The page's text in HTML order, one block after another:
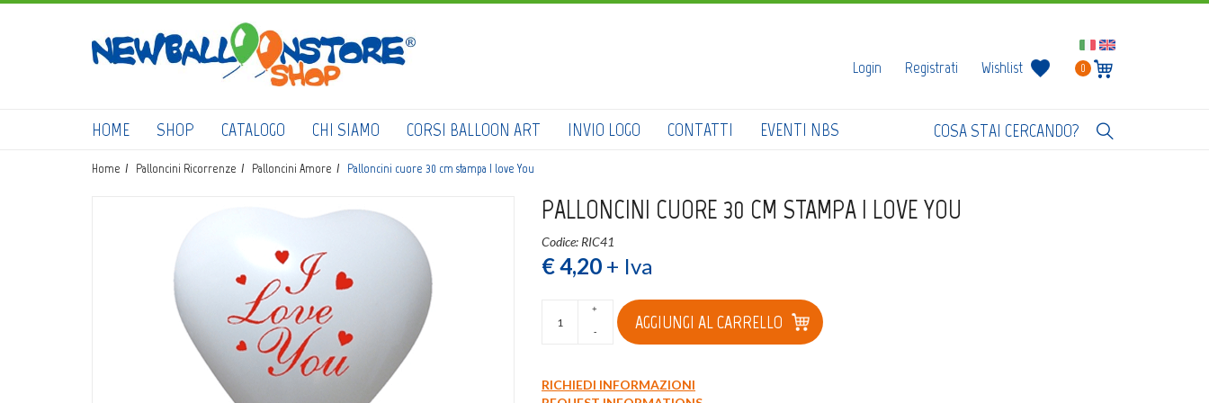
CATALOGO
CORSI BALLOON ART
INVIO LOGO
CONTATTI
EVENTI NBS
Login Registrati Wishlist 0
HOME SHOP CATALOGO CHI SIAMO CORSI BALLOON ART INVIO LOGO CONTATTI EVENTI NBS
Home Palloncini Ricorrenze Palloncini Amore Palloncini cuore 30 cm stampa I love You
PALLONCINI CUORE 30 CM STAMPA I LOVE YOU
Codice: RIC41
€ 4,20 + Iva
+
- AGGIUNGI AL CARRELLO
RICHIEDI INFORMAZIONI